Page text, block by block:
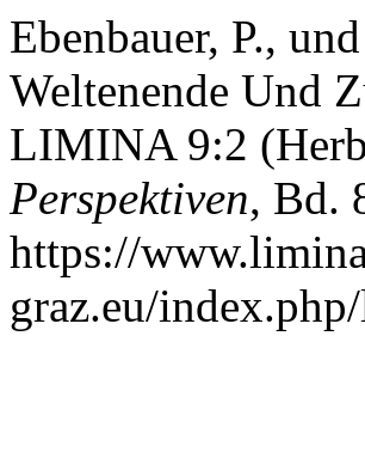
Ebenbauer, P.,
Weltenende Und
LIMINA 9:2
Perspektiven, Bd.
https://
graz.eu/